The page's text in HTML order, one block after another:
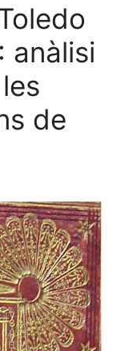
anàlisi
de